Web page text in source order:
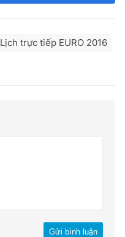
Lịch trực tiếp EURO 2016
Gửi bình luận